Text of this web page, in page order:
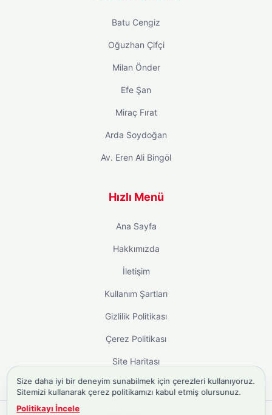
Batu Cengiz
Oğuzhan Çifçi
Milan Önder
Efe Şan
Miraç Fırat
Arda Soydoğan
Av. Eren Ali Bingöl
Hızlı Menü
Ana Sayfa
Hakkımızda
İletişim
Kullanım Şartları
Gizlilik Politikası
Çerez Politikası
Site Haritası
Size daha iyi bir deneyim sunabilmek için çerezleri kullanıyoruz.
Sitemizi kullanarak çerez politikamızı kabul etmiş olursunuz.
Politikayı İncele